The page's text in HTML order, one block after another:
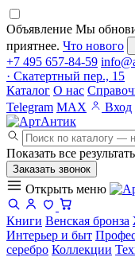
Объявление Мы
приятнее. Что нового
+7 495 657-84-59
· Скатертный пер., 15
Каталог О нас
Telegram MAX Вход
Показать все
Заказать звонок
Открыть меню
Книги Венская бронза
Интерьер и быт
серебро Коллекции